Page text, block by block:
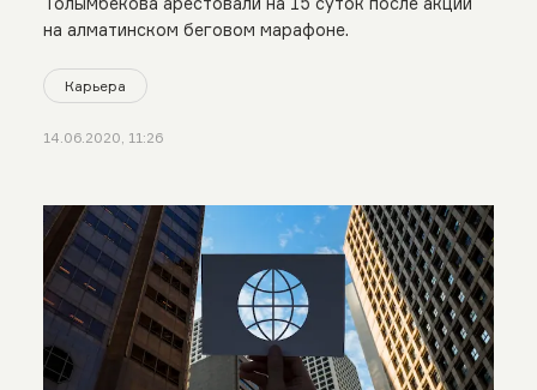
на алматинском беговом марафоне.
Карьера
14.06.2020, 11:26